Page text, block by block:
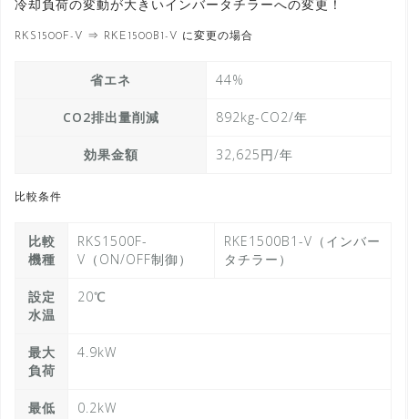
冷却負荷の変動が大きいインバータチラーへの変更！
RKS1500F-V ⇒ RKE1500B1-V に変更の場合
省エネ 44%
CO2排出量削減 892kg-CO2/年
効果金額 32,625円/年
比較条件
比較
機種
RKS1500F-
V（ON/OFF制御）
RKE1500B1-V（インバー
タチラー）
設定
水温
20℃
最大
負荷
4.9kW
最低
0.2kW